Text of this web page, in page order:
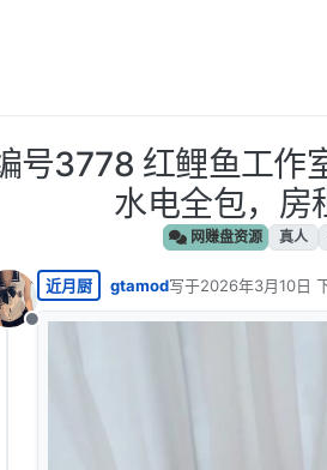
号3778 红鲤鱼工作
水电全包，房
网赚盘资源 真人
离线
近月厨 gtamod写于2026年3月10日
最后由 编辑